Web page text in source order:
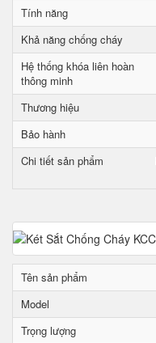
Tính năng
Khả năng chống cháy
Hệ thống khóa liên hoàn
thông minh
Thương hiệu
Bảo hành
Chi tiết sản phẩm
Tên sản phẩm
Model
Trọng lượng